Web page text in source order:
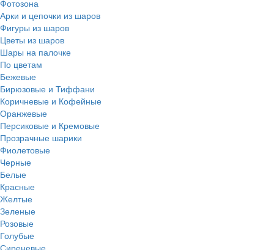
Фотозона
Арки и цепочки из шаров
Фигуры из шаров
Цветы из шаров
Шары на палочке
По цветам
Бежевые
Бирюзовые и Тиффани
Коричневые и Кофейные
Оранжевые
Персиковые и Кремовые
Прозрачные шарики
Фиолетовые
Черные
Белые
Красные
Желтые
Зеленые
Розовые
Голубые